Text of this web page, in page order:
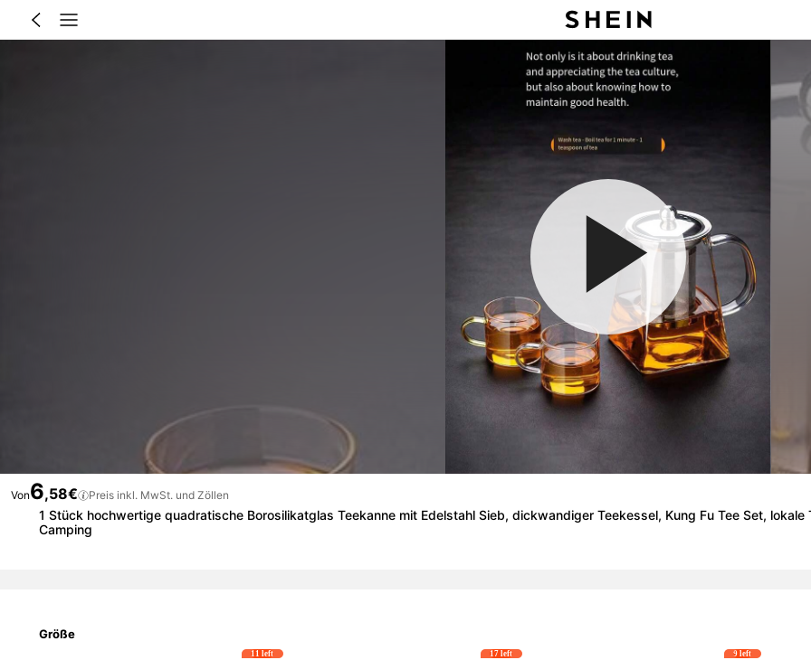
Von6,58€ Preis inkl. MwSt. und Zöllen
1 Stück hochwertige quadratische Borosilikatglas Teekanne mit Edelstahl Sieb, dickwandiger Teekessel, Kung Fu Tee Set, lokale
Camping
Größe
11 left 17 left 9 left